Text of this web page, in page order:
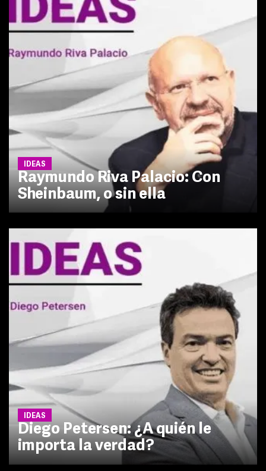
IDEAS
Raymundo Riva Palacio: Con
Sheinbaum, o sin ella
IDEAS
Diego Petersen: ¿A quién le
importa la verdad?